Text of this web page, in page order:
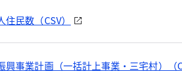
住民数（CSV）
興事業計画（一括計上事業・三宅村）（